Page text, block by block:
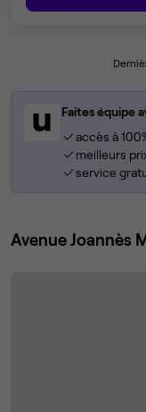
Faites équipe
accès à
meilleurs
service
Avenue Joannès